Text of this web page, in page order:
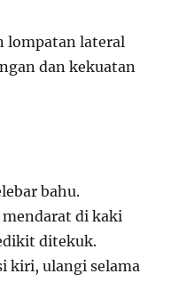
lompatan lateral
dan kekuatan
bahu.
di kaki
ditekuk.
kiri, ulangi selama